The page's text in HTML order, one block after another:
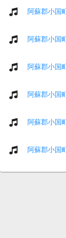
阿蘇郡小国
阿蘇郡小国
阿蘇郡小国
阿蘇郡小国
阿蘇郡小国
阿蘇郡小国